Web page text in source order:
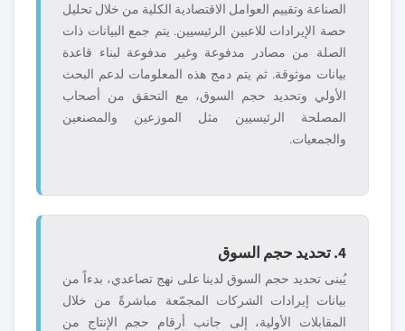
الصناعة وتقييم العوامل الاقتصادية الكلية من خلال تحليل
حصة الإيرادات للاعبين الرئيسيين. يتم جمع البيانات ذات
الصلة من مصادر مدفوعة وغير مدفوعة لبناء قاعدة
بيانات موثوقة. ثم يتم دمج هذه المعلومات لدعم البحث
الأولي وتحديد حجم السوق، مع التحقق من أصحاب
المصلحة الرئيسيين مثل الموزعين والمصنعين
والجمعيات.
4. تحديد حجم السوق
يُبنى تحديد حجم السوق لدينا على نهج تصاعدي، بدءاً من
بيانات إيرادات الشركات المجمّعة مباشرةً من خلال
المقابلات الأولية، إلى جانب أرقام حجم الإنتاج من